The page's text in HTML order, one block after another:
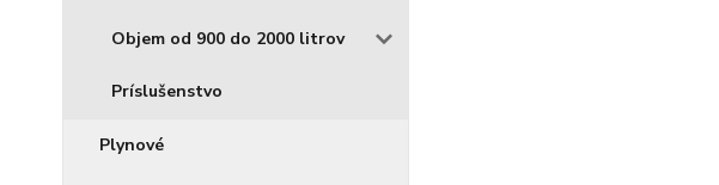
Objem od 900 do 2000 litrov
Príslušenstvo
Plynové